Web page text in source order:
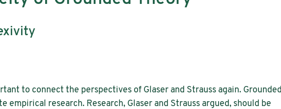
to connect the perspectives of Glaser and Strauss again. Grounded
empirical research. Research, Glaser and Strauss argued, should be